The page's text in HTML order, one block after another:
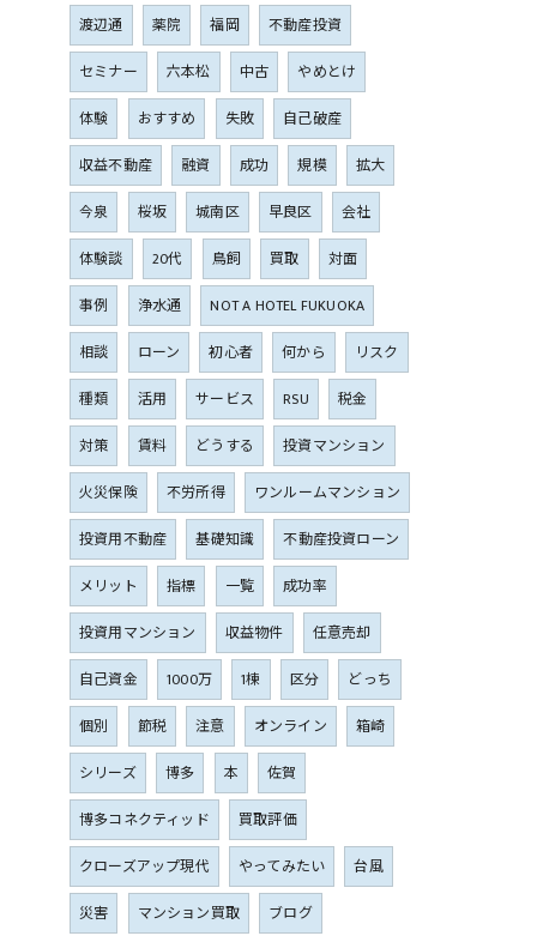
渡辺通
薬院 福岡
不動産投資
セミナー
六本松 中古
やめとけ
体験
おすすめ 失敗
自己破産
収益不動産
融資 成功 規模
拡大
今泉
桜坂 城南区 早良区
会社
体験談
20代 鳥飼 買取
対面
事例
浄水通
NOT A HOTEL FUKUOKA
相談
ローン 初心者 何から
リスク
種類
活用 サービス RSU
税金
対策
賃料 どうする
投資マンション
火災保険
不労所得
ワンルームマンション
投資用不動産
基礎知識
不動産投資ローン
メリット
指標 一覧
成功率
投資用マンション
収益物件
任意売却
自己資金
1000万 1棟 区分
どっち
個別
節税 注意 オンライン
箱崎
シリーズ
博多 本
佐賀
博多コネクティッド
買取評価
クローズアップ現代
やってみたい
台風
災害
マンション買取 ブログ